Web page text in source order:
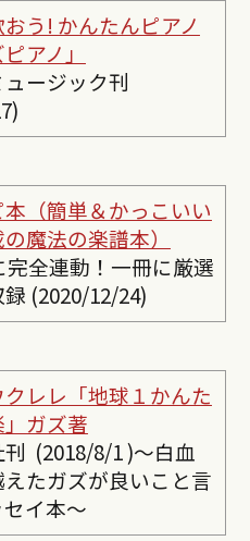
う! かんたんピアノ
アノ」
ージック刊
（簡単＆かっこいい
魔法の楽譜本）
全連動！一冊に厳選
(2020/12/24)
レレ「地球１かんた
ガズ著
(2018/8/1 )〜白血
たガズが良いこと言
イ本〜